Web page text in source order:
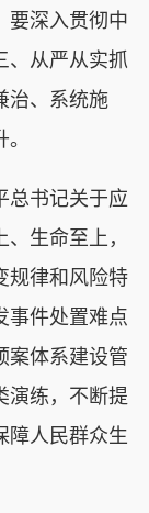
要深入贯彻中
、从严从实抓
治、系统施
书记关于应
生命至上，
规律和风险特
事件处置难点
案体系建设管
演练，不断提
障人民群众生